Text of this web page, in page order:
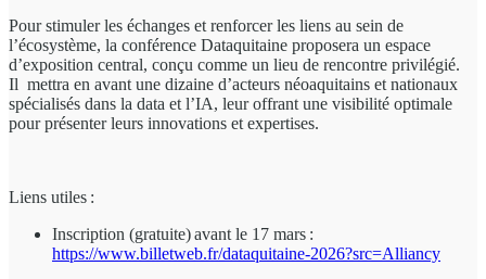
Pour stimuler les échanges et renforcer les liens au sein de
l’écosystème, la conférence Dataquitaine proposera un espace
d’exposition central, conçu comme un lieu de rencontre privilégié.
Il mettra en avant une dizaine d’acteurs néoaquitains et nationaux
spécialisés dans la data et l’IA, leur offrant une visibilité optimale
pour présenter leurs innovations et expertises.
Liens utiles :
Inscription (gratuite) avant le 17 mars :
https://www.billetweb.fr/dataquitaine-2026?src=Alliancy